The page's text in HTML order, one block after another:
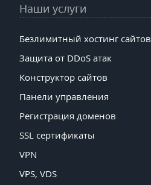
Наши услуги
Безлимитный хостинг сайтов
Защита от DDoS атак
Конструктор сайтов
Панели управления
Регистрация доменов
SSL сертификаты
VPN
VPS, VDS